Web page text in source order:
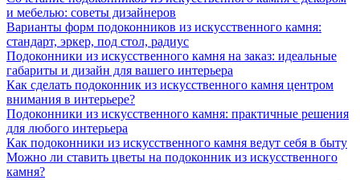
и мебелью: советы дизайнеров
Варианты форм подоконников из искусственного камня:
стандарт, эркер, под стол, радиус
Подоконники из искусственного камня на заказ: идеальные
габариты и дизайн для вашего интерьера
Как сделать подоконник из искусственного камня центром
внимания в интерьере?
Подоконники из искусственного камня: практичные решения
для любого интерьера
Как подоконники из искусственного камня ведут себя в быту
Можно ли ставить цветы на подоконник из искусственного
камня?